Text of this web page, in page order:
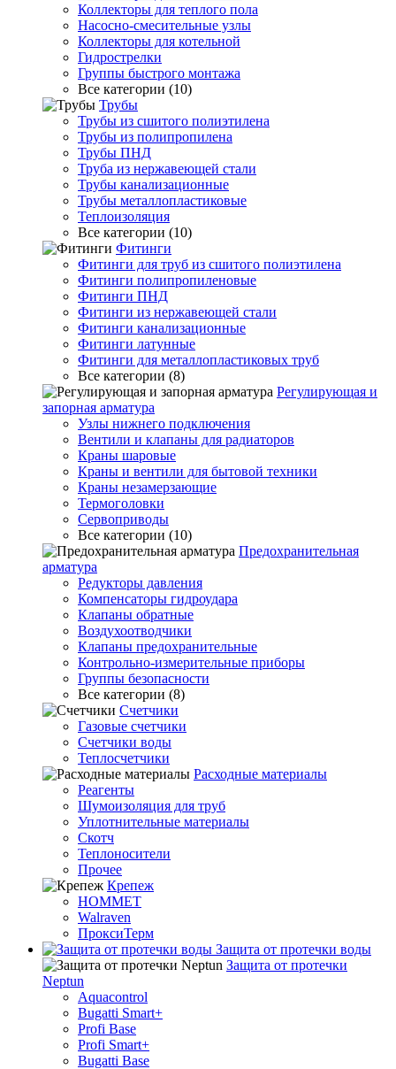
Коллекторы для теплого пола
Насосно-смесительные узлы
Коллекторы для котельной
Гидрострелки
Группы быстрого монтажа
Все категории (10)
Трубы
Трубы из сшитого полиэтилена
Трубы из полипропилена
Трубы ПНД
Труба из нержавеющей стали
Трубы канализационные
Трубы металлопластиковые
Теплоизоляция
Все категории (10)
Фитинги
Фитинги для труб из сшитого полиэтилена
Фитинги полипропиленовые
Фитинги ПНД
Фитинги из нержавеющей стали
Фитинги канализационные
Фитинги латунные
Фитинги для металлопластиковых труб
Все категории (8)
Регулирующая и
запорная арматура
Узлы нижнего подключения
Вентили и клапаны для радиаторов
Краны шаровые
Краны и вентили для бытовой техники
Краны незамерзающие
Термоголовки
Сервоприводы
Все категории (10)
Предохранительная
арматура
Редукторы давления
Компенсаторы гидроудара
Клапаны обратные
Воздухоотводчики
Клапаны предохранительные
Контрольно-измерительные приборы
Группы безопасности
Все категории (8)
Счетчики
Газовые счетчики
Счетчики воды
Теплосчетчики
Расходные материалы
Реагенты
Шумоизоляция для труб
Уплотнительные материалы
Скотч
Теплоносители
Прочее
Крепеж
HOMMET
Walraven
ПроксиТерм
Защита от протечки воды
Защита от протечки
Neptun
Aquacontrol
Bugatti Smart+
Profi Base
Profi Smart+
Bugatti Base